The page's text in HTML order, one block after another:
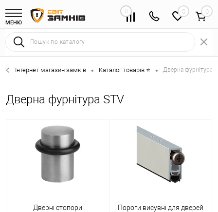
МЕНЮ
0 0
Інтернет магазин замків • Каталог товарів ⭐ • Дверна фурнітура
Дверна фурнітура STV
Дверні стопори Пороги висувні для дверей